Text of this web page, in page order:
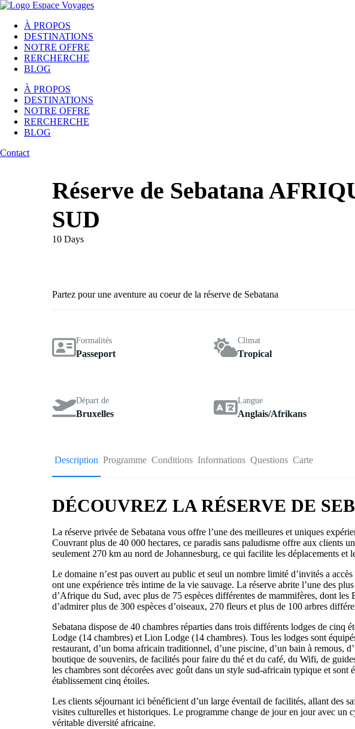
À PROPOS
DESTINATIONS
NOTRE OFFRE
RERCHERCHE
BLOG
À PROPOS
DESTINATIONS
NOTRE OFFRE
RERCHERCHE
BLOG
Contact
Réserve de Sebatana
SUD
10 Days
Partez pour une aventure au coeur de la réserve de Sebatana
Formalités
Passeport
Climat
Tropical
Départ de
Bruxelles
Langue
Anglais/Afrikans
Description Programme Conditions Informations Questions Carte
DÉCOUVREZ LA RÉSERVE DE
La réserve privée de Sebatana vous offre l’une des meilleures et uniques
Couvrant plus de 40 000 hectares, ce paradis sans paludisme offre aux clients
seulement 270 km au nord de Johannesburg, ce qui facilite les déplacements et
Le domaine n’est pas ouvert au public et seul un nombre limité d’invités a
ont une expérience très intime de la vie sauvage. La réserve abrite l’une des
d’Afrique du Sud, avec plus de 75 espèces différentes de mammifères, dont
d’admirer plus de 300 espèces d’oiseaux, 270 fleurs et plus de 100 arbres
Sebatana dispose de 40 chambres réparties dans trois différents lodges de cinq
Lodge (14 chambres) et Lion Lodge (14 chambres). Tous les lodges sont
restaurant, d’un boma africain traditionnel, d’une piscine, d’un bain à remous,
boutique de souvenirs, de facilités pour faire du thé et du café, du Wifi, de
les chambres sont décorées avec goût dans un style sud-africain typique et sont
établissement cinq étoiles.
Les clients séjournant ici bénéficient d’un large éventail de facilités, allant des
visites culturelles et historiques. Le programme change de jour en jour avec un
véritable diversité africaine.